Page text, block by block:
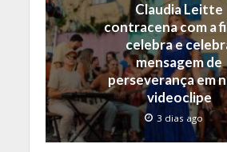
Claudia Leitte
contracena com a
celebra e
mensagem de
perseverança em
videoclipe
3 dias ago